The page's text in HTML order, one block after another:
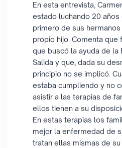
En esta entrevista,
estado luchando 20 años
primero de sus
propio hijo. Comenta que
que buscó la ayuda de la
Salida y que, dada su
principio no se implicó.
estaba cumpliendo y no
asistir a las terapias de
ellos tienen a su
En estas terapias los
mejor la enfermedad de
tratan ellas mismas de su